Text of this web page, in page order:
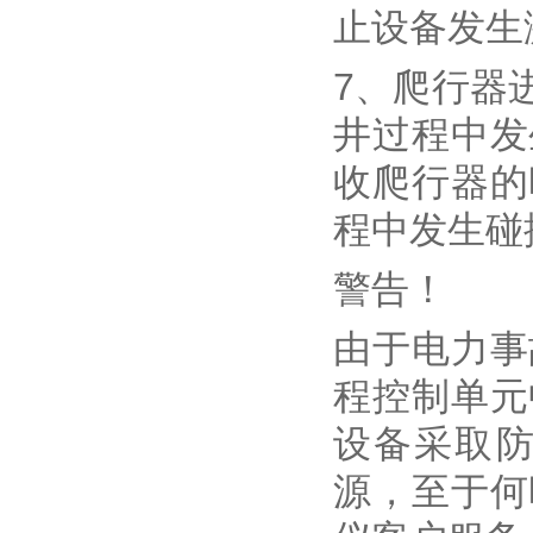
止设备发
7、爬行器
井过程中
收爬行器
程中发生碰
警告！
由于电力
程控制单
设备采取
源，至于